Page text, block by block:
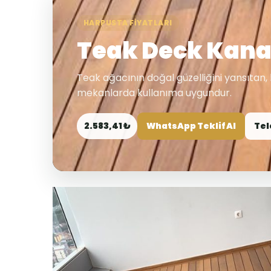
HARPUSTA FIYATLARI
Teak Deck
Teak ağacının doğal güzelliğini
mekanlarda kullanıma uygundur.
2.583,41 ₺ WhatsApp Teklif Al